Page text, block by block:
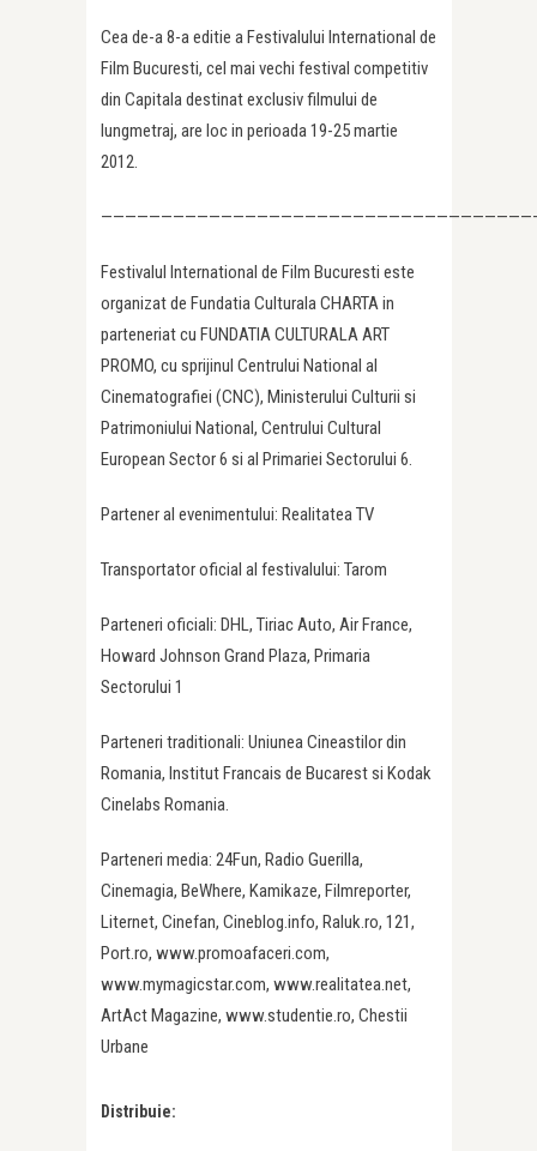
Cea de-a 8-a editie a Festivalului International de
Film Bucuresti, cel mai vechi festival competitiv
din Capitala destinat exclusiv filmului de
lungmetraj, are loc in perioada 19-25 martie
2012.
Festivalul International de Film Bucuresti este
organizat de Fundatia Culturala CHARTA in
parteneriat cu FUNDATIA CULTURALA ART
PROMO, cu sprijinul Centrului National al
Cinematografiei (CNC), Ministerului Culturii si
Patrimoniului National, Centrului Cultural
European Sector 6 si al Primariei Sectorului 6.
Partener al evenimentului: Realitatea TV
Transportator oficial al festivalului: Tarom
Parteneri oficiali: DHL, Tiriac Auto, Air France,
Howard Johnson Grand Plaza, Primaria
Sectorului 1
Parteneri traditionali: Uniunea Cineastilor din
Romania, Institut Francais de Bucarest si Kodak
Cinelabs Romania.
Parteneri media: 24Fun, Radio Guerilla,
Cinemagia, BeWhere, Kamikaze, Filmreporter,
Liternet, Cinefan, Cineblog.info, Raluk.ro, 121,
Port.ro, www.promoafaceri.com,
www.mymagicstar.com, www.realitatea.net,
ArtAct Magazine, www.studentie.ro, Chestii
Urbane
Distribuie: